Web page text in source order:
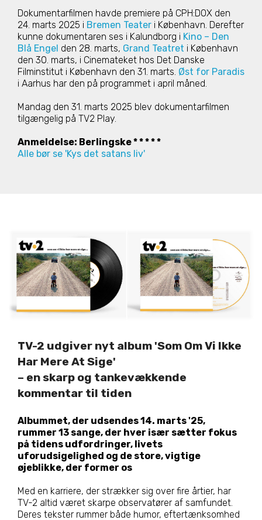
Dokumentarfilmen havde premiere på CPH:DOX den
24. marts 2025 i Bremen Teater i København. Derefter
kunne dokumentaren ses i Kalundborg i Kino – Den
Blå Engel den 28. marts, Grand Teatret i København
den 30. marts, i Cinemateket hos Det Danske
Filminstitut i København den 31. marts. Øst for Paradis
i Aarhus har den på programmet i april måned.
Mandag den 31. marts 2025 blev dokumentarfilmen
tilgængelig på TV2 Play.
Anmeldelse: Berlingske * * * * *
Alle bør se 'Kys det satans liv'
TV-2 udgiver nyt album 'Som Om Vi Ikke
Har Mere At Sige'
– en skarp og tankevækkende
kommentar til tiden
Albummet, der udsendes 14. marts '25,
rummer 13 sange, der hver især sætter fokus
på tidens udfordringer, livets
uforudsigelighed og de store, vigtige
øjeblikke, der former os
Med en karriere, der strækker sig over fire årtier, har
TV-2 altid været skarpe observatører af samfundet.
Deres tekster rummer både humor, eftertænksomhed